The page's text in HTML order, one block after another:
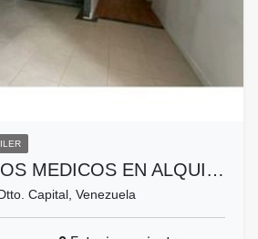
MEDICOS EN ALQUI…
Capital, Venezuela